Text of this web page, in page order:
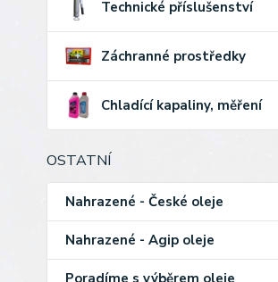
Technické příslušenství
Záchranné prostředky
Chladící kapaliny, měření
OSTATNÍ
Nahrazené - České oleje
Nahrazené - Agip oleje
Poradíme s výběrem oleje